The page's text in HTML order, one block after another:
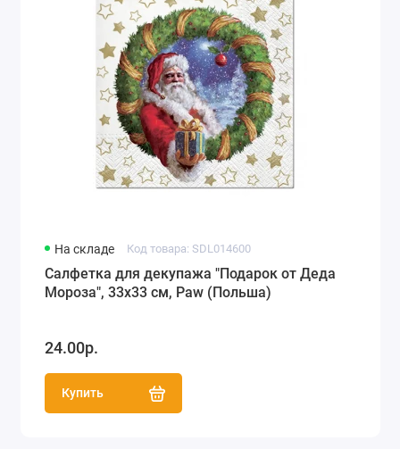
На складе Код товара: SDL014600
Салфетка для декупажа "Подарок от Деда
Мороза", 33х33 см, Paw (Польша)
24.00р.
Купить